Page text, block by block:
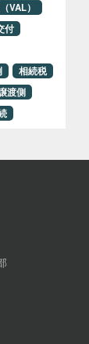
VAL）
付
相続税
渡側